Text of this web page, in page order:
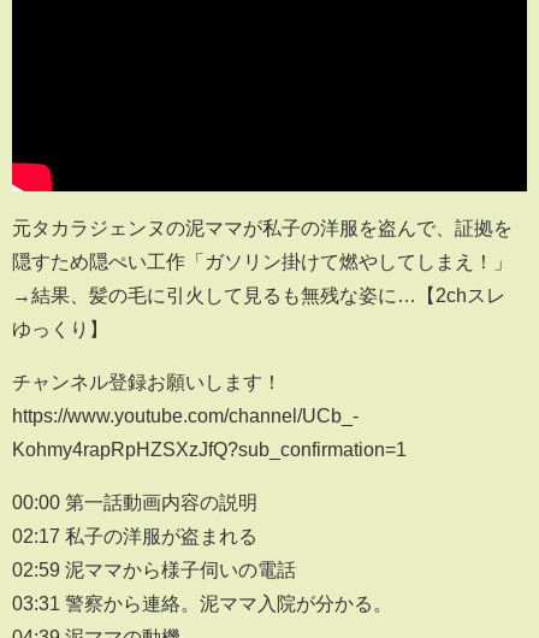
元タカラジェンヌの泥ママが私子の洋服を盗んで、証拠を
隠すため隠ぺい工作「ガソリン掛けて燃やしてしまえ！」
→結果、髪の毛に引火して見るも無残な姿に…【2chスレ
ゆっくり】
チャンネル登録お願いします！
https://www.youtube.com/channel/UCb_-
Kohmy4rapRpHZSXzJfQ?sub_confirmation=1
00:00 第一話動画内容の説明
02:17 私子の洋服が盗まれる
02:59 泥ママから様子伺いの電話
03:31 警察から連絡。泥ママ入院が分かる。